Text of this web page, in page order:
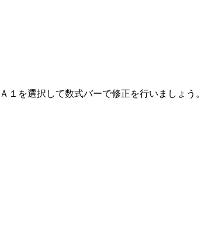
を選択して数式バーで修正を行いましょう。